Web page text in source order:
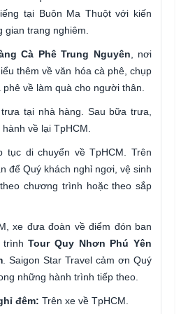
tại Buôn Ma Thuột với kiến
gian trang nghiêm.
Cà Phê Trung Nguyên, nơi
thêm về văn hóa cà phê, chụp
về làm quà cho người thân.
tại nhà hàng. Sau bữa trưa,
về lại TpHCM.
tục di chuyển về TpHCM. Trên
để Quý khách nghỉ ngơi, vệ sinh
chương trình hoặc theo sắp
xe đưa đoàn về điểm đón ban
trìnhTour Quy Nhơn Phú Yên
. Saigon Star Travel cảm ơn Quý
những hành trình tiếp theo.
đêm: Trên xe về TpHCM.